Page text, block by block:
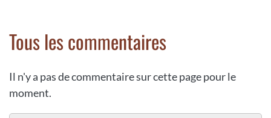
Tous les commentaires
Il n'y a pas de commentaire sur cette page pour le
moment.